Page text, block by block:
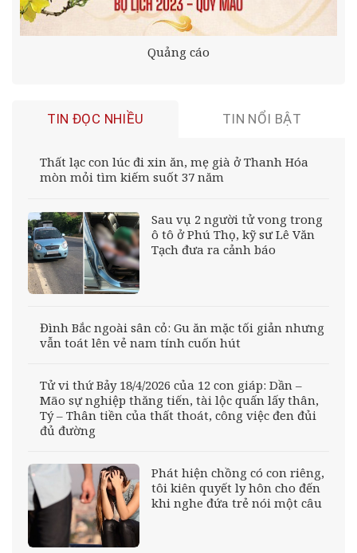
Quảng cáo
TIN ĐỌC NHIỀU TIN NỔI BẬT
Thất lạc con lúc đi xin ăn, mẹ già ở Thanh Hóa
mòn mỏi tìm kiếm suốt 37 năm
Sau vụ 2 người tử vong trong
ô tô ở Phú Thọ, kỹ sư Lê Văn
Tạch đưa ra cảnh báo
Đình Bắc ngoài sân cỏ: Gu ăn mặc tối giản nhưng
vẫn toát lên vẻ nam tính cuốn hút
Tử vi thứ Bảy 18/4/2026 của 12 con giáp: Dần –
Mão sự nghiệp thăng tiến, tài lộc quấn lấy thân,
Tý – Thân tiền của thất thoát, công việc đen đủi
đủ đường
Phát hiện chồng có con riêng,
tôi kiên quyết ly hôn cho đến
khi nghe đứa trẻ nói một câu